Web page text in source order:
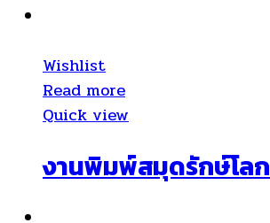
Wishlist
Read more
Quick view
งานพิมพ์สมุดรักษ์โลก